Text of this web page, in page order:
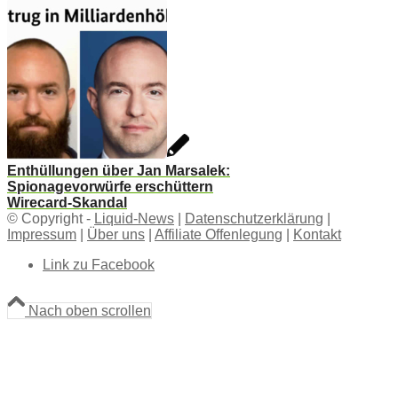
Enthüllungen über Jan Marsalek:
Spionagevorwürfe erschüttern
Wirecard-Skandal
© Copyright - Liquid-News Datenschutzerklärung
Impressum
Über uns Affiliate Offenlegung
Kontakt
Link zu Facebook
Nach oben scrollen